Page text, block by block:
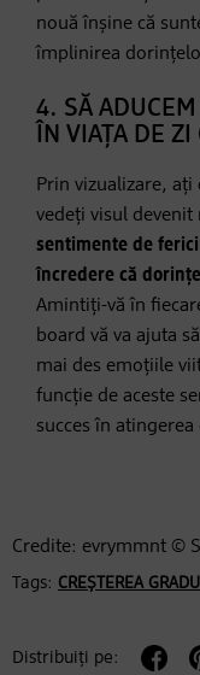
nouă înșine că
împlinirea
4. SĂ
ÎN VIAȚA DE ZI
Prin vizualizare, ați
vedeți visul devenit
sentimente de
încredere că
Amintiți-vă în
board vă va ajuta
mai des emoțiile
funcție de aceste
succes în
Credite: evrymmnt ©
Tags: CREȘTEREA
Distribuiți pe: